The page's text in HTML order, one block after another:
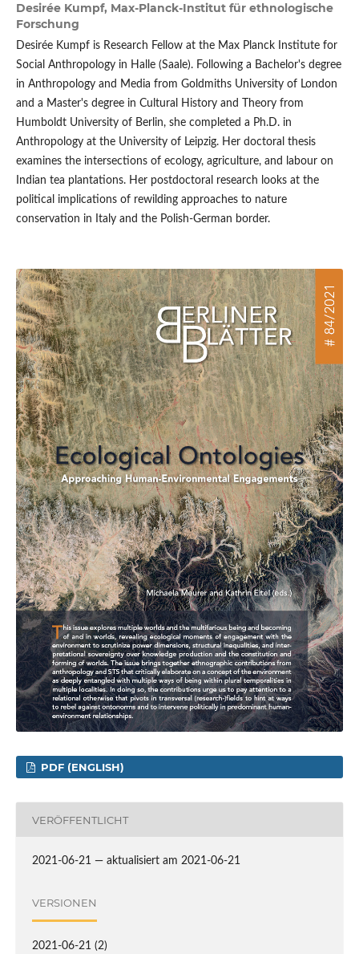
Desirée Kumpf, Max-Planck-Institut für ethnologische
Forschung
Desirée Kumpf is Research Fellow at the Max Planck Institute for
Social Anthropology in Halle (Saale). Following a Bachelor's degree
in Anthropology and Media from Goldmiths University of London
and a Master's degree in Cultural History and Theory from
Humboldt University of Berlin, she completed a Ph.D. in
Anthropology at the University of Leipzig. Her doctoral thesis
examines the intersections of ecology, agriculture, and labour on
Indian tea plantations. Her postdoctoral research looks at the
political implications of rewilding approaches to nature
conservation in Italy and the Polish-German border.
PDF (ENGLISH)
VERÖFFENTLICHT
2021-06-21 — aktualisiert am 2021-06-21
VERSIONEN
2021-06-21 (2)